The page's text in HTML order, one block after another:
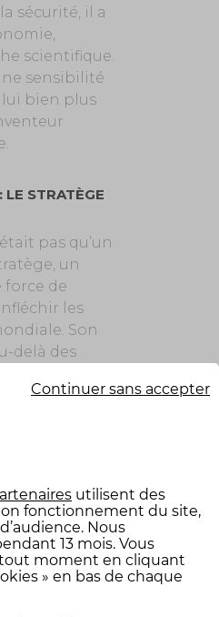
sécurité, il a
scientifique.
sensibilité
lui bien plus
LE STRATÈGE
pas qu’un
un
force de
les
Son
delà des
: exigeante,
l’innovation.
inédits, en
il a su
son pays
DES
utilisent des
fonctionnement du site,
Nous
13 mois. Vous
tout moment en cliquant
» en bas de chaque
Continuer sans accepter